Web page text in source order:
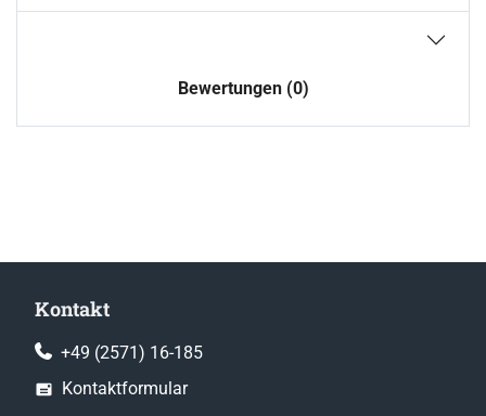
Bewertungen (0)
Kontakt
+49 (2571) 16-185
Kontaktformular